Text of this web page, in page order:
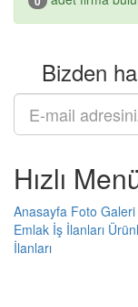
Bizden
Hızlı
Anasayfa Foto Galeri
Emlak İş İlanları
İlanları